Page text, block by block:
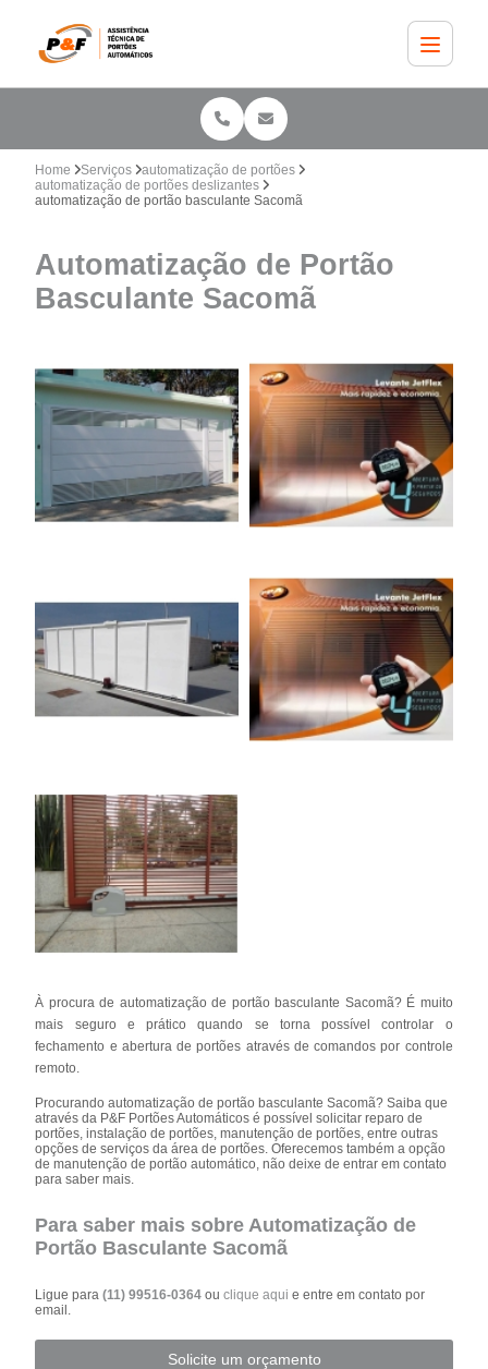
Home Serviços
automatização de portões
automatização de portões deslizantes
automatização de portão basculante Sacomã
Automatização de Portão
Basculante Sacomã
À procura de automatização de portão basculante Sacomã? É muito
mais seguro e prático quando se torna possível controlar o
fechamento e abertura de portões através de comandos por controle
remoto.
Procurando automatização de portão basculante Sacomã? Saiba que
através da P&F Portões Automáticos é possível solicitar reparo de
portões, instalação de portões, manutenção de portões, entre outras
opções de serviços da área de portões. Oferecemos também a opção
de manutenção de portão automático, não deixe de entrar em contato
para saber mais.
Para saber mais sobre Automatização de
Portão Basculante Sacomã
Ligue para(11) 99516-0364ouclique aqui e entre em contato por
email.
Solicite um orçamento